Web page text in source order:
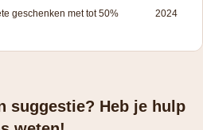
geschenken met tot 50%
2024
suggestie? Heb je hulp